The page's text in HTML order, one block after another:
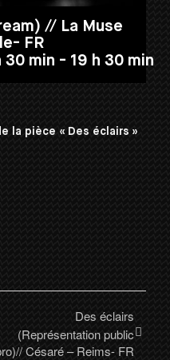
// La Muse
FR
30 min - 19 h 30 min
la pièce « Des éclairs »
Des éclairs
(Représentation public
Césaré – Reims- FR